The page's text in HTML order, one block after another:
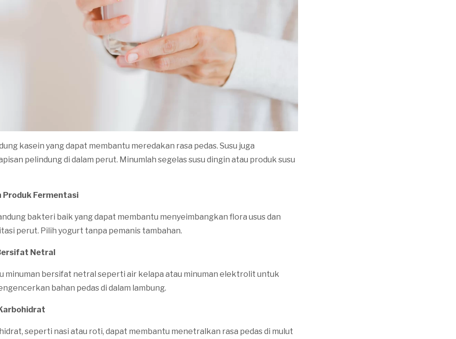
kasein yang dapat membantu meredakan rasa pedas. Susu juga
pelindung di dalam perut. Minumlah segelas susu dingin atau produk susu
Produk Fermentasi
bakteri baik yang dapat membantu menyeimbangkan flora usus dan
perut. Pilih yogurt tanpa pemanis tambahan.
Netral
minuman bersifat netral seperti air kelapa atau minuman elektrolit untuk
bahan pedas di dalam lambung.
seperti nasi atau roti, dapat membantu menetralkan rasa pedas di mulut